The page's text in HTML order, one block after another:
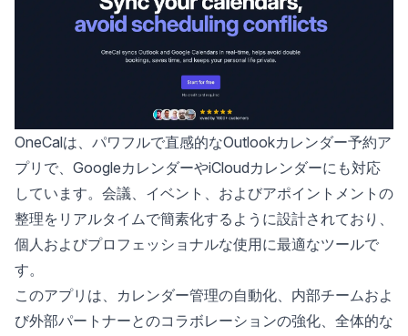
OneCalは、パワフルで直感的なOutlookカレンダー予約ア
プリ で、GoogleカレンダーやiCloudカレンダーにも対応
しています。会議、イベント、およびアポイントメントの
整理をリアルタイムで簡素化するように設計されており、
個人およびプロフェッショナルな使用に最適なツールで
す。
このアプリは、 カレンダー管理の自動化、内部チームおよ
び外部パートナーとのコラボレーションの強化、全体的な